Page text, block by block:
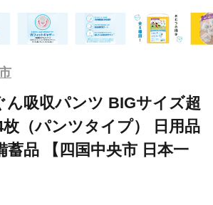
ん吸収パンツ BIGサイズ超
（パンツタイプ） 日用品
蓄品 【四国中央市 日本一